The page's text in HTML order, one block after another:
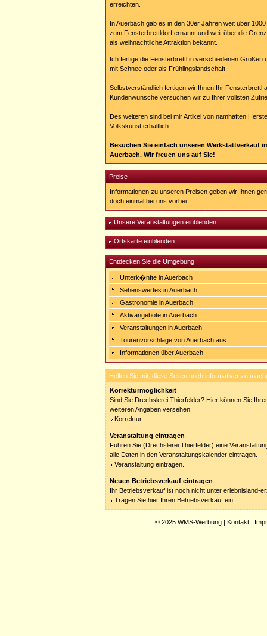
erreichten.
In Auerbach gab es in den 30er Jahren weit über
zum Fensterbrettldorf ernannt und weit über die
als weihnachtliche Attraktion bekannt.
Ich fertige die Fensterbrettl in verschiedenen Größen
mit Schnee oder als Frühlingslandschaft.
Selbstverständlich fertigen wir Ihnen Ihr Fensterbrettl
Kundenwünsche versuchen wir zu Ihrer vollsten
Des weiteren sind bei mir Artikel von namhaften
Volkskunst erhältlich.
Besuchen Sie einfach unseren Werkstattverkauf
Auerbach. Wir freuen uns auf Sie!
Preise
Informationen zu unseren Preisen geben wir Ihnen
doch einmal bei uns vorbei.
Unsere Veranstaltungen einblenden
Ortskarte einblenden
Entdecken Sie die Umgebung
Unterk�nfte in Auerbach
Sehenswertes in Auerbach
Gastronomie in Auerbach
Aktivangebote in Auerbach
Veranstaltungen in Auerbach
Tourenvorschläge von Auerbach aus
Informationen über Auerbach
Helfen Sie mit, diese Seiten noch informativer zu
Korrekturmöglichkeit
Sind Sie Drechslerei Thierfelder? Hier können Sie
weiteren Angaben versehen.
Korrektur
Veranstaltung eintragen
Führen Sie (Drechslerei Thierfelder) eine
alle Daten in den Veranstaltungskalender eintragen.
Veranstaltung eintragen.
Neuen Betriebsverkauf eintragen
Ihr Betriebsverkauf ist noch nicht unter erlebnisland-
Tragen Sie hier Ihren Betriebsverkauf ein.
© 2025 WMS-Werbung | Kontakt |